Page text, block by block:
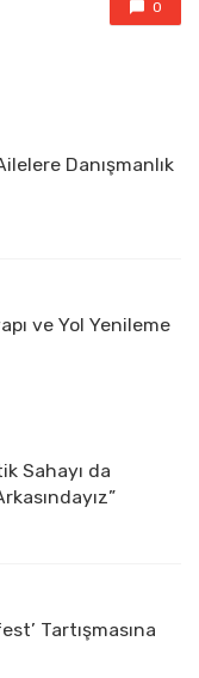
0
Danışmanlık
ve Yol Yenileme
Sahayı da
Tartışmasına